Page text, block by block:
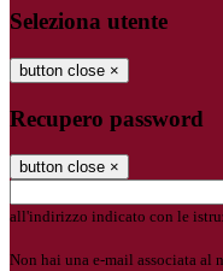
Seleziona utente
button close ×
Recupero password
button close ×
all'indirizzo indicato con le
Non hai una e-mail associata al